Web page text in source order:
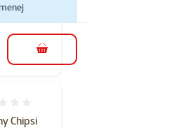
do košíka
Chipsi